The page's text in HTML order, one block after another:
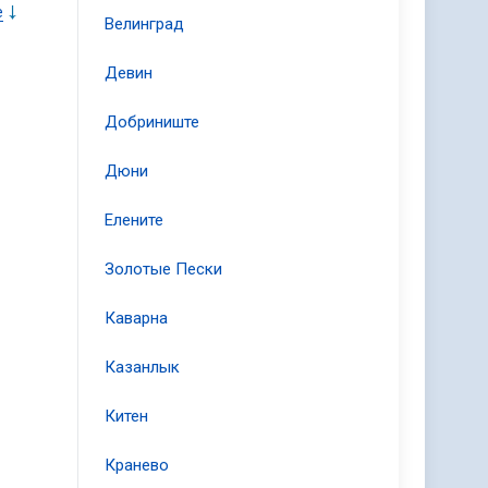
Велинград
Девин
Добриниште
Дюни
Елените
Золотые Пески
Каварна
Казанлык
Китен
Кранево